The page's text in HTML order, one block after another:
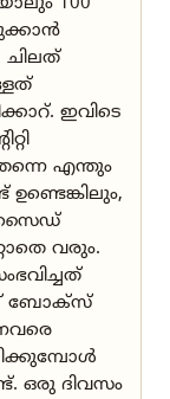
ചിലത്
ഇവിടെ
എന്തും
വരും.
ബോക്സ്
ഒരു ദിവസം